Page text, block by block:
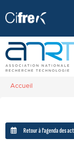
Accueil
Retour à l'agenda des